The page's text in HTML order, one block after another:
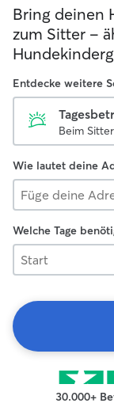
Bring deinen
zum Sitter -
Entdecke weitere
Beim
Wie lautet deine
Welche Tage
Start
30.000+